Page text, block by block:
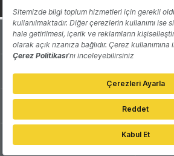
Hakkında
Katkıda Bulun